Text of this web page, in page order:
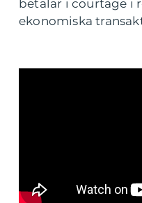
betalar i courtage i
ekonomiska